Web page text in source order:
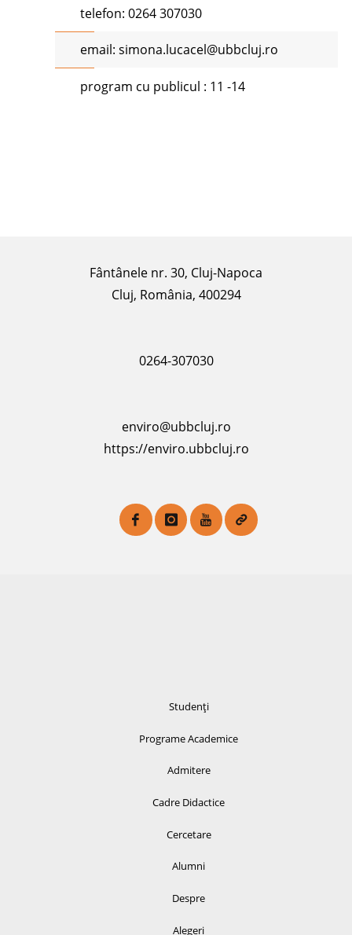
telefon: 0264 307030
email: simona.lucacel@ubbcluj.ro
program cu publicul : 11 -14
Fântânele nr. 30, Cluj-Napoca
Cluj, România, 400294
0264-307030
enviro@ubbcluj.ro
https://enviro.ubbcluj.ro
Studenți
Programe Academice
Admitere
Cadre Didactice
Cercetare
Alumni
Despre
Alegeri